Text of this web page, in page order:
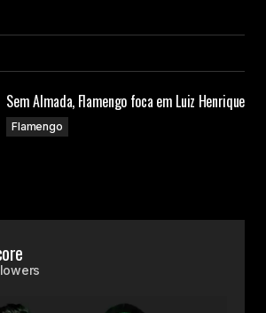
Sem Almada, Flamengo foca em Luiz Henrique
Flamengo